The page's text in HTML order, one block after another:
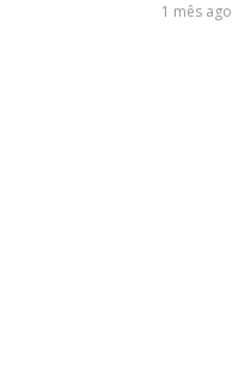
1 mês ago